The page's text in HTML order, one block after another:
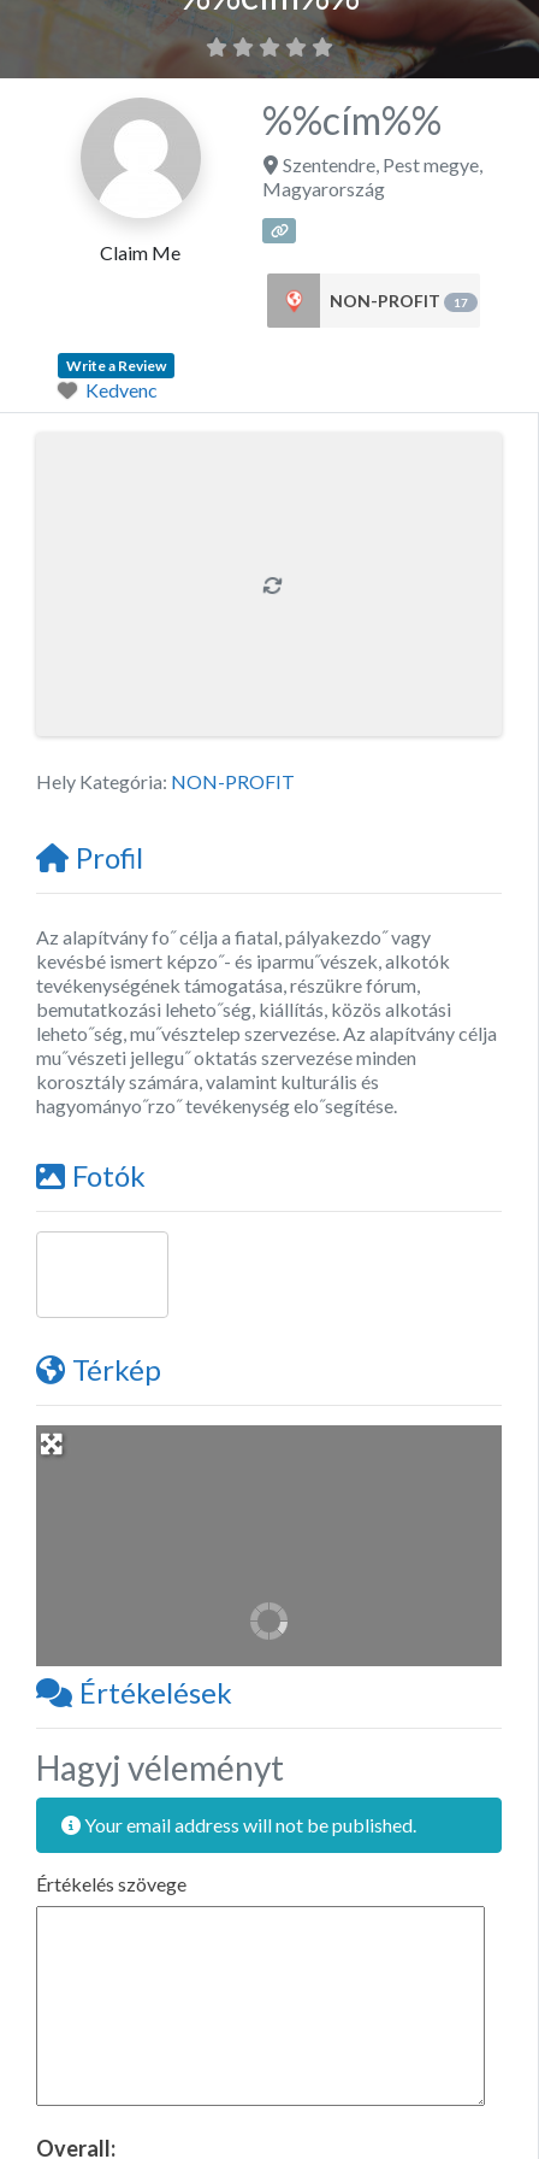
Claim Me
%%cím%%
Szentendre, Pest megye,
Magyarország
NON-PROFIT 17
Write a Review
Kedvenc
Hely Kategória: NON-PROFIT
Profil
Az alapítvány fo˝ célja a fiatal, pályakezdo˝ vagy
kevésbé ismert képzo˝- és iparmu˝vészek, alkotók
tevékenységének támogatása, részükre fórum,
bemutatkozási leheto˝ség, kiállítás, közös alkotási
leheto˝ség, mu˝vésztelep szervezése. Az alapítvány célja
mu˝vészeti jellegu˝ oktatás szervezése minden
korosztály számára, valamint kulturális és
hagyományo˝rzo˝ tevékenység elo˝segítése.
Fotók
Térkép
Értékelések
Hagyj véleményt
Your email address will not be published.
Értékelés szövege
Overall: